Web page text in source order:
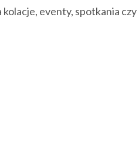
eventy, spotkania